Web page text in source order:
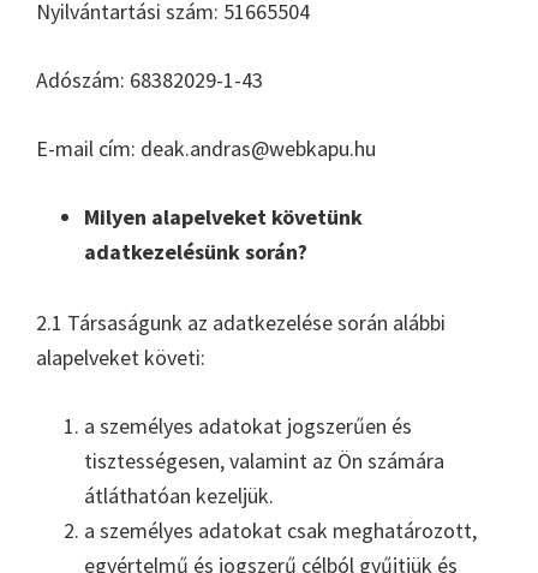
Nyilvántartási szám: 51665504
Adószám: 68382029-1-43
E-mail cím: deak.andras@webkapu.hu
Milyen alapelveket követünk
adatkezelésünk során?
2.1 Társaságunk az adatkezelése során alábbi
alapelveket követi:
a személyes adatokat jogszerűen és
tisztességesen, valamint az Ön számára
átláthatóan kezeljük.
a személyes adatokat csak meghatározott,
egyértelmű és jogszerű célból gyűjtjük és